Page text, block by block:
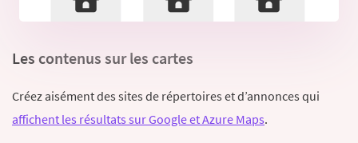
Les contenus sur les cartes
Créez aisément des sites de répertoires et d’annonces qui
affichent les résultats sur Google et Azure Maps.